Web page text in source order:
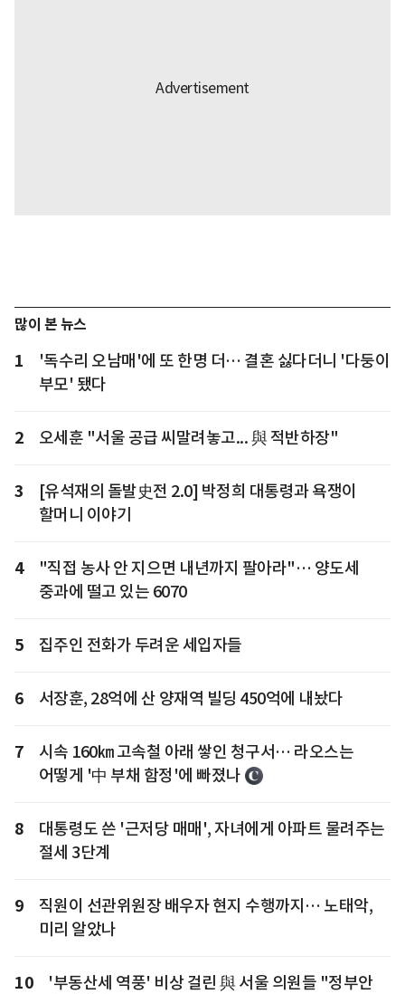
많이 본 뉴스
1
'독수리 오남매'에 또 한명 더… 결혼 싫다더니 '다둥이
부모' 됐다
2 오세훈 "서울 공급 씨말려놓고... 與 적반하장"
3
[유석재의 돌발史전 2.0] 박정희 대통령과 욕쟁이
할머니 이야기
4
"직접 농사 안 지으면 내년까지 팔아라"… 양도세
중과에 떨고 있는 6070
5 집주인 전화가 두려운 세입자들
6 서장훈, 28억에 산 양재역 빌딩 450억에 내놨다
7
시속 160㎞ 고속철 아래 쌓인 청구서… 라오스는
어떻게 '中 부채 함정'에 빠졌나
8
대통령도 쓴 '근저당 매매', 자녀에게 아파트 물려주는
절세 3단계
9
직원이 선관위원장 배우자 현지 수행까지… 노태악,
미리 알았나
10
'부동산세 역풍' 비상 걸린 與 서울 의원들 "정부안